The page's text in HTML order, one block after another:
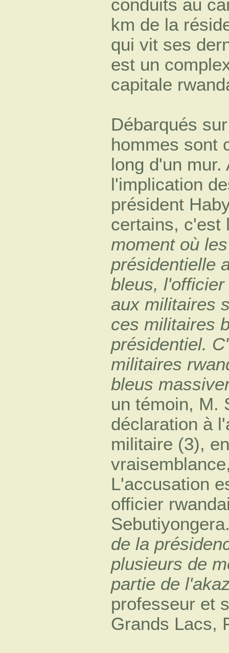
conduits au
km de la
qui vit ses
est un
capitale
Débarqués
hommes sont
long d'un
l'implication
président
certains, c'est
moment où
présidentielle
bleus,
aux militaires
ces militaires
présidentiel.
militaires
bleus
un témoin, M.
déclaration à
militaire (3),
L'accusation
officier
de la
plusieurs de
partie de
professeur et
Grands Lacs,